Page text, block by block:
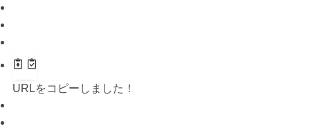
URLをコピーしました！